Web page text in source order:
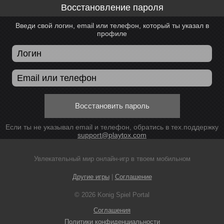
Восстановление пароля
Введи свой логин, email или телефон, который ты указал в
профиле
Восстановить пароль
Если ты не указывал email и телефон, обратись в тех.поддержку
support@playtox.com
Увлекательный мир онлайн-игр в твоем мобильном
Другие игры| Соглашение
© 2026 Konig Spiel Portal
Соглашения
Политики конфиденциальности